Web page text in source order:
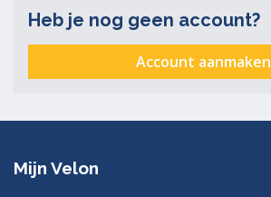
Heb je nog geen account?
Account aanmaken
Mijn Velon